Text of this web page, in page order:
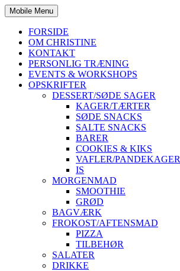
Mobile Menu
FORSIDE
OM CHRISTINE
KONTAKT
PERSONLIG TRÆNING
EVENTS & WORKSHOPS
OPSKRIFTER
DESSERT/SØDE SAGER
KAGER/TÆRTER
SØDE SNACKS
SALTE SNACKS
BARER
COOKIES & KIKS
VAFLER/PANDEKAGER
IS
MORGENMAD
SMOOTHIE
GRØD
BAGVÆRK
FROKOST/AFTENSMAD
PIZZA
TILBEHØR
SALATER
DRIKKE